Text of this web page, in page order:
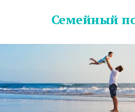
Семейный